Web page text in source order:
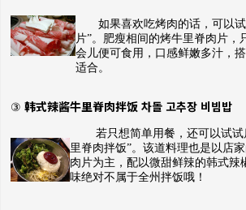
如果喜欢吃烤肉的话，可以试
片”。肥瘦相间的烤牛里脊肉片，
会儿便可食用，口感鲜嫩多汁，
适合。
③ 韩式辣酱牛里脊肉拌饭 차돌 고추장 비빔밥
若只想简单用餐，还可以试试
里脊肉拌饭”。该道料理也是以店
肉片为主，配以微甜鲜辣的韩式辣
味绝对不属于全州拌饭哦！